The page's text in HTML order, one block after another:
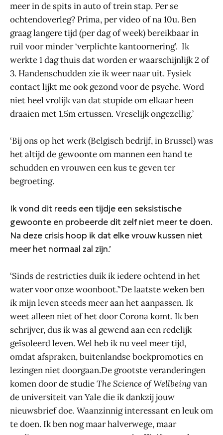
meer in de spits in auto of trein stap. Per se
ochtendoverleg? Prima, per video of na 10u. Ben
graag langere tijd (per dag of week) bereikbaar in
ruil voor minder ‘verplichte kantoornering’. Ik
werkte 1 dag thuis dat worden er waarschijnlijk 2 of
3. Handenschudden zie ik weer naar uit. Fysiek
contact lijkt me ook gezond voor de psyche. Word
niet heel vrolijk van dat stupide om elkaar heen
draaien met 1,5m ertussen. Vreselijk ongezellig.’
‘Bij ons op het werk (Belgisch bedrijf, in Brussel) was
het altijd de gewoonte om mannen een hand te
schudden en vrouwen een kus te geven ter
begroeting.
Ik vond dit reeds een tijdje een seksistische
gewoonte en probeerde dit zelf niet meer te doen.
Na deze crisis hoop ik dat elke vrouw kussen niet
meer het normaal zal zijn.’
‘Sinds de restricties duik ik iedere ochtend in het
water voor onze woonboot.’‘De laatste weken ben
ik mijn leven steeds meer aan het aanpassen. Ik
weet alleen niet of het door Corona komt. Ik ben
schrijver, dus ik was al gewend aan een redelijk
geïsoleerd leven. Wel heb ik nu veel meer tijd,
omdat afspraken, buitenlandse boekpromoties en
lezingen niet doorgaan.De grootste veranderingen
komen door de studieThe Science of Wellbeing van
de universiteit van Yale die ik dankzij jouw
nieuwsbrief doe. Waanzinnig interessant en leuk om
te doen. Ik ben nog maar halverwege, maar